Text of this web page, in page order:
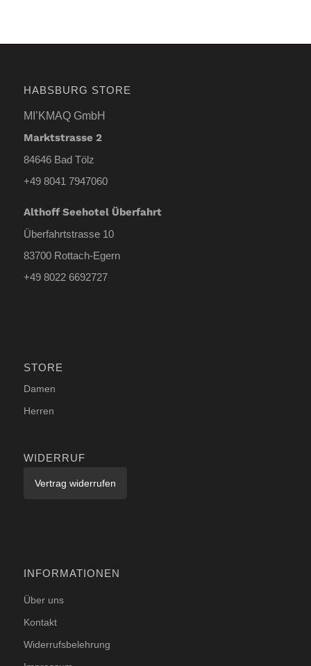
HABSBURG STORE
MI’KMAQ GmbH
Marktstrasse 2
84646 Bad Tölz
+49 8041 7947060
Althoff Seehotel Überfahrt
Überfahrtstrasse 10
83700 Rottach-Egern
+49 8022 6692727
STORE
Damen
Herren
WIDERRUF
Vertrag widerrufen
INFORMATIONEN
Über uns
Kontakt
Widerrufsbelehrung